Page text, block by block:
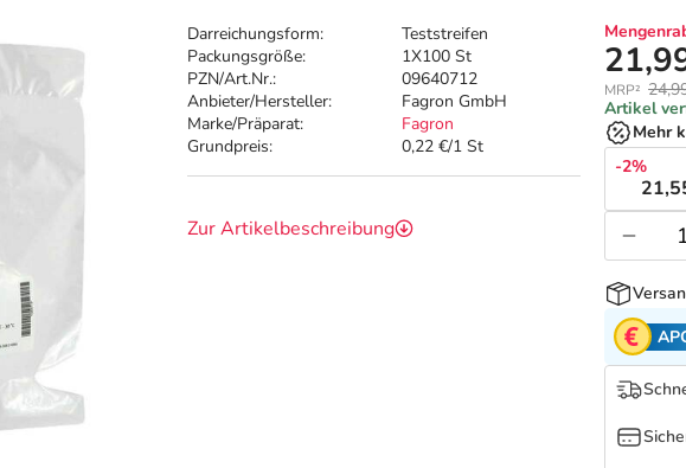
Darreichungsform:
Teststreifen
Packungsgröße:
1X100 St
PZN/Art.Nr.:
09640712
Anbieter/Hersteller:
Fagron GmbH
Marke/Präparat:
Fagron
Grundpreis:
0,22 €/1 St
Zur Artikelbeschreibung
MRP²
Artikel
Mehr
-2%